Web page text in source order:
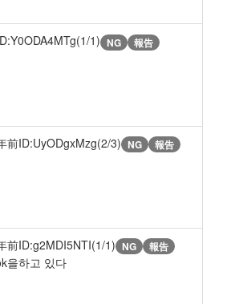
1) NG 報告
前ID:UyODgxMzg(2/3) NG 報告
前ID:g2MDI5NTI(1/1) NG 報告
을하고 있다